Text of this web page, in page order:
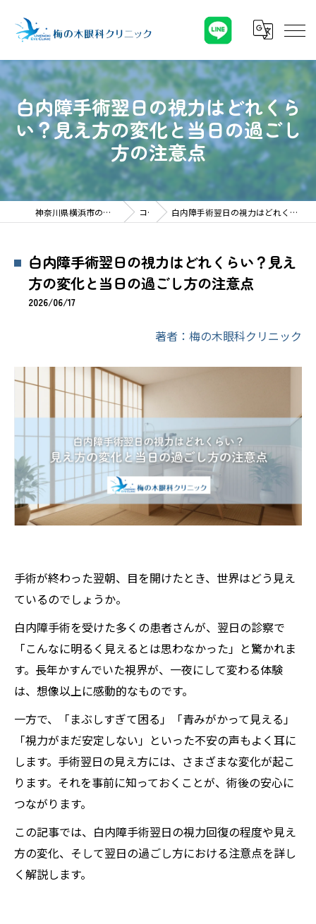
白内障手術翌日の視力はどれくら
い？見え方の変化と当日の過ごし
方の注意点
神奈川県横浜市の眼科なら梅の木眼科クリニック コラム 白内障手術翌日の視力はどれくらい？見え方の変化と当日の過ごし方の注意点
白内障手術翌日の視力はどれくらい？見え
方の変化と当日の過ごし方の注意点
2026/06/17
著者：梅の木眼科クリニック
手術が終わった翌朝、目を開けたとき、世界はどう見え
ているのでしょうか。
白内障手術を受けた多くの患者さんが、翌日の診察で
「こんなに明るく見えるとは思わなかった」と驚かれま
す。長年かすんでいた視界が、一夜にして変わる体験
は、想像以上に感動的なものです。
一方で、「まぶしすぎて困る」「青みがかって見える」
「視力がまだ安定しない」といった不安の声もよく耳に
します。手術翌日の見え方には、さまざまな変化が起こ
ります。それを事前に知っておくことが、術後の安心に
つながります。
この記事では、白内障手術翌日の視力回復の程度や見え
方の変化、そして翌日の過ごし方における注意点を詳し
く解説します。